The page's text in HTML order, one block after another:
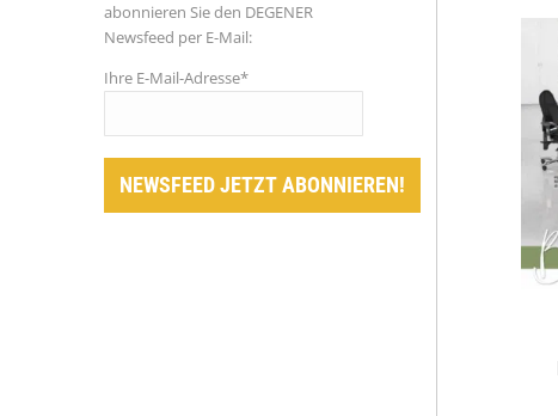
abonnieren Sie den DEGENER
Newsfeed per E-Mail:
Ihre E-Mail-Adresse*